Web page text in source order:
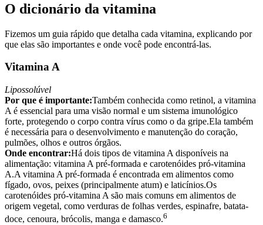
O dicionário da vitamina
Fizemos um guia rápido que detalha cada vitamina, explicando por
que elas são importantes e onde você pode encontrá-las.
Vitamina A
Lipossolúvel
Por que é importante:Também conhecida como retinol, a vitamina
A é essencial para uma visão normal e um sistema imunológico
forte, protegendo o corpo contra vírus como o da gripe.Ela também
é necessária para o desenvolvimento e manutenção do coração,
pulmões, olhos e outros órgãos.
Onde encontrar:Há dois tipos de vitamina A disponíveis na
alimentação: vitamina A pré-formada e carotenóides pró-vitamina
A.A vitamina A pré-formada é encontrada em alimentos como
fígado, ovos, peixes (principalmente atum) e laticínios.Os
carotenóides pró-vitamina A são mais comuns em alimentos de
origem vegetal, como verduras de folhas verdes, espinafre, batata-
doce, cenoura, brócolis, manga e damasco.6